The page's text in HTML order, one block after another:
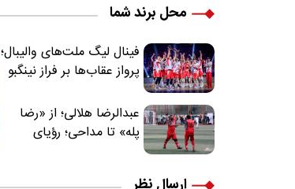
محل برند شما
فینال لیگ ملت‌های والیبال؛
پرواز عقاب‌ها بر فراز نینگبو
عبدالرضا هلالی؛ از «رضا
پله» تا مداحی؛ رؤیای